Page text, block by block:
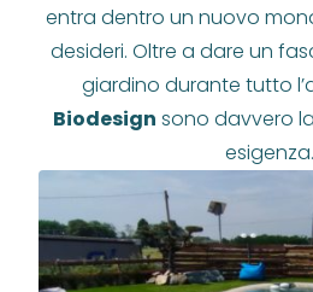
entra dentro un nuovo
desideri. Oltre a dare un
giardino durante tutto
Biodesign sono davvero
esigenza.